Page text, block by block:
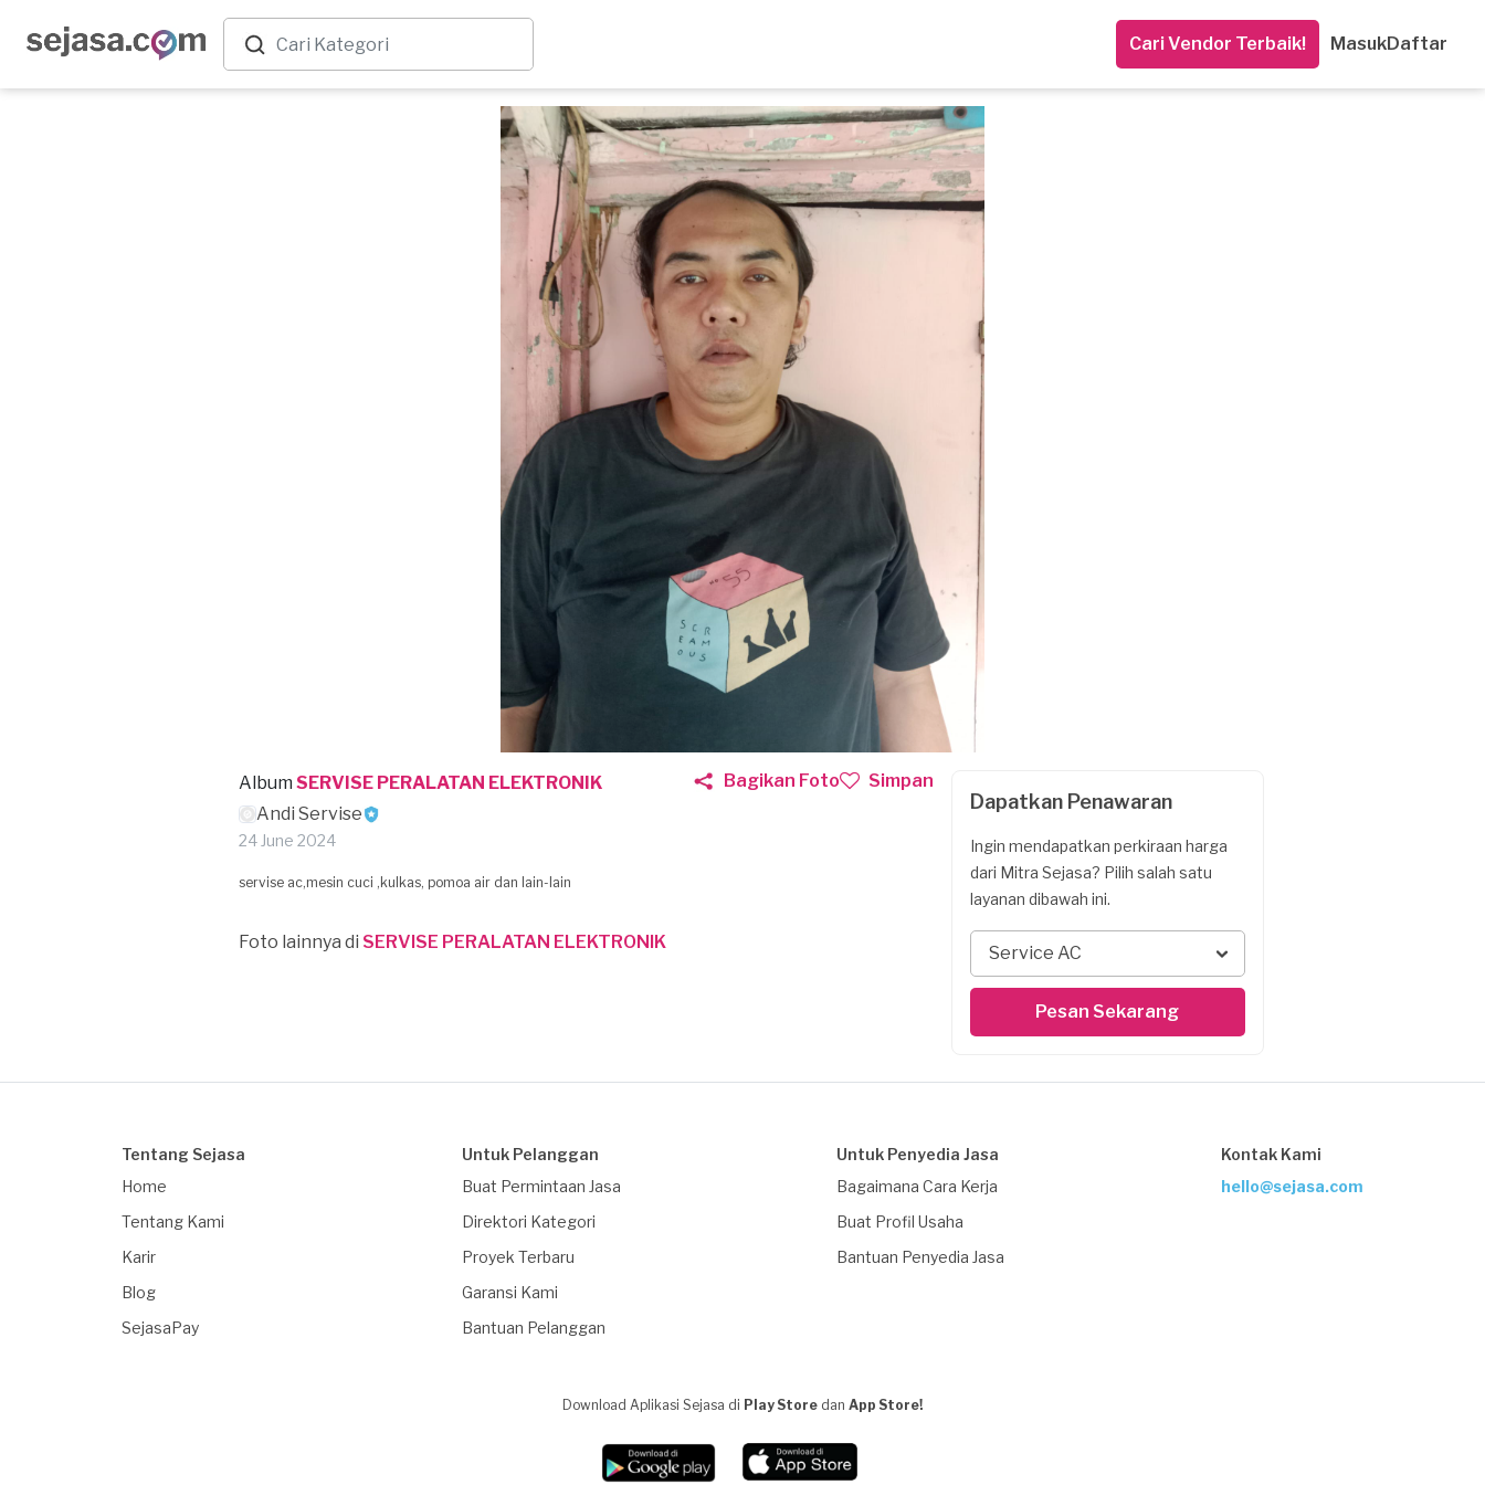
Cari Vendor Terbaik! MasukDaftar
Album SERVISE PERALATAN ELEKTRONIK
Andi Servise
24 June 2024
Bagikan Foto Simpan
servise ac,mesin cuci ,kulkas, pomoa air dan lain-lain
Foto lainnya di SERVISE PERALATAN ELEKTRONIK
Dapatkan Penawaran
Ingin mendapatkan perkiraan harga
dari Mitra Sejasa? Pilih salah satu
layanan dibawah ini.
Service AC
Pesan Sekarang
Tentang Sejasa
Home
Tentang Kami
Karir
Blog
SejasaPay
Untuk Pelanggan
Buat Permintaan Jasa
Direktori Kategori
Proyek Terbaru
Garansi Kami
Bantuan Pelanggan
Untuk Penyedia Jasa
Bagaimana Cara Kerja
Buat Profil Usaha
Bantuan Penyedia Jasa
Kontak Kami
hello@sejasa.com
Download Aplikasi Sejasa di Play Store dan App Store!